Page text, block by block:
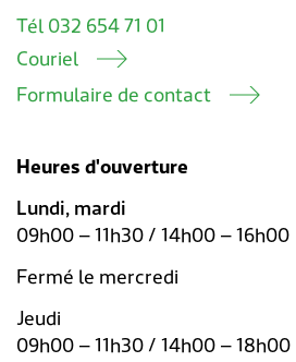
Tél 032 654 71 01
Couriel
Formulaire de contact
Heures d'ouverture
Lundi, mardi
09h00 – 11h30 / 14h00 – 16h00
Fermé le mercredi
Jeudi
09h00 – 11h30 / 14h00 – 18h00